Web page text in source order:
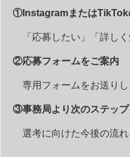
①InstagramまたはTikTok
「応募したい」「詳しく
②応募フォームをご案内
専用フォームをお送りし
③事務局より次のステッ
選考に向けた今後の流れ